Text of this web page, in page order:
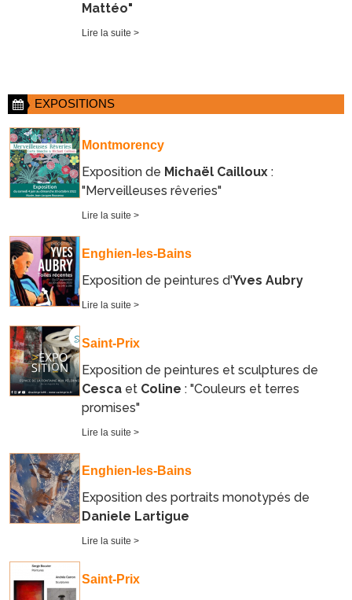
Mattéo"
Lire la suite >
EXPOSITIONS
Montmorency
Exposition de Michaël Cailloux :
"Merveilleuses rêveries"
Lire la suite >
Enghien-les-Bains
Exposition de peintures d'Yves Aubry
Lire la suite >
Saint-Prix
Exposition de peintures et sculptures de
Cesca et Coline : "Couleurs et terres
promises"
Lire la suite >
Enghien-les-Bains
Exposition des portraits monotypés de
Daniele Lartigue
Lire la suite >
Saint-Prix